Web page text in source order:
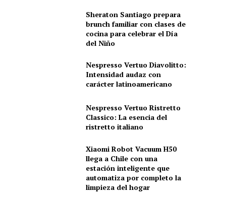
Sheraton Santiago prepara
brunch familiar con clases de
cocina para celebrar el Día
del Niño
Nespresso Vertuo Diavolitto:
Intensidad audaz con
carácter latinoamericano
Nespresso Vertuo Ristretto
Classico: La esencia del
ristretto italiano
Xiaomi Robot Vacuum H50
llega a Chile con una
estación inteligente que
automatiza por completo la
limpieza del hogar